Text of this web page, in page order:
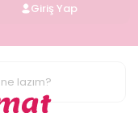
Giriş Yap